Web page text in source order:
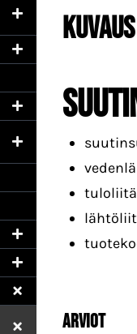
Kuvaus
Arviot